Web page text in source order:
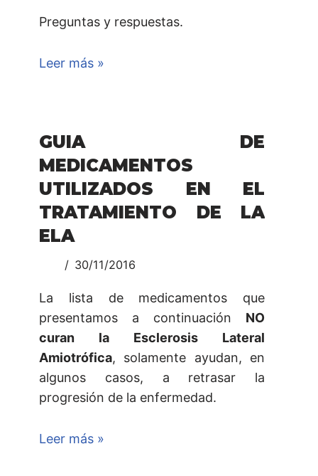
Preguntas y respuestas.
Leer más »
GUIA DE
MEDICAMENTOS
UTILIZADOS EN EL
TRATAMIENTO DE LA
ELA
30/11/2016
La lista de medicamentos que
presentamos a continuación NO
curan la Esclerosis Lateral
Amiotrófica, solamente ayudan, en
algunos casos, a retrasar la
progresión de la enfermedad.
Leer más »